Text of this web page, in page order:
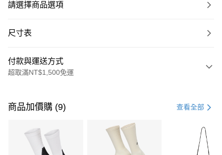
請選擇商品選項
尺寸表
付款與運送方式
超取滿NT$1,500免運
信用卡一次付款
3 期 0 利率 每期 21家銀行
商品加價購 (9) 查看全部